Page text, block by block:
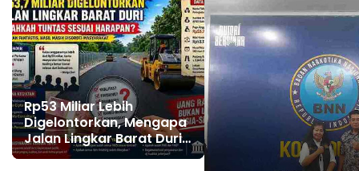
Rp53 Miliar Lebih
Digelontorkan, Mengapa
Jalan Lingkar Barat Duri
Masih Menyisakan Tanda